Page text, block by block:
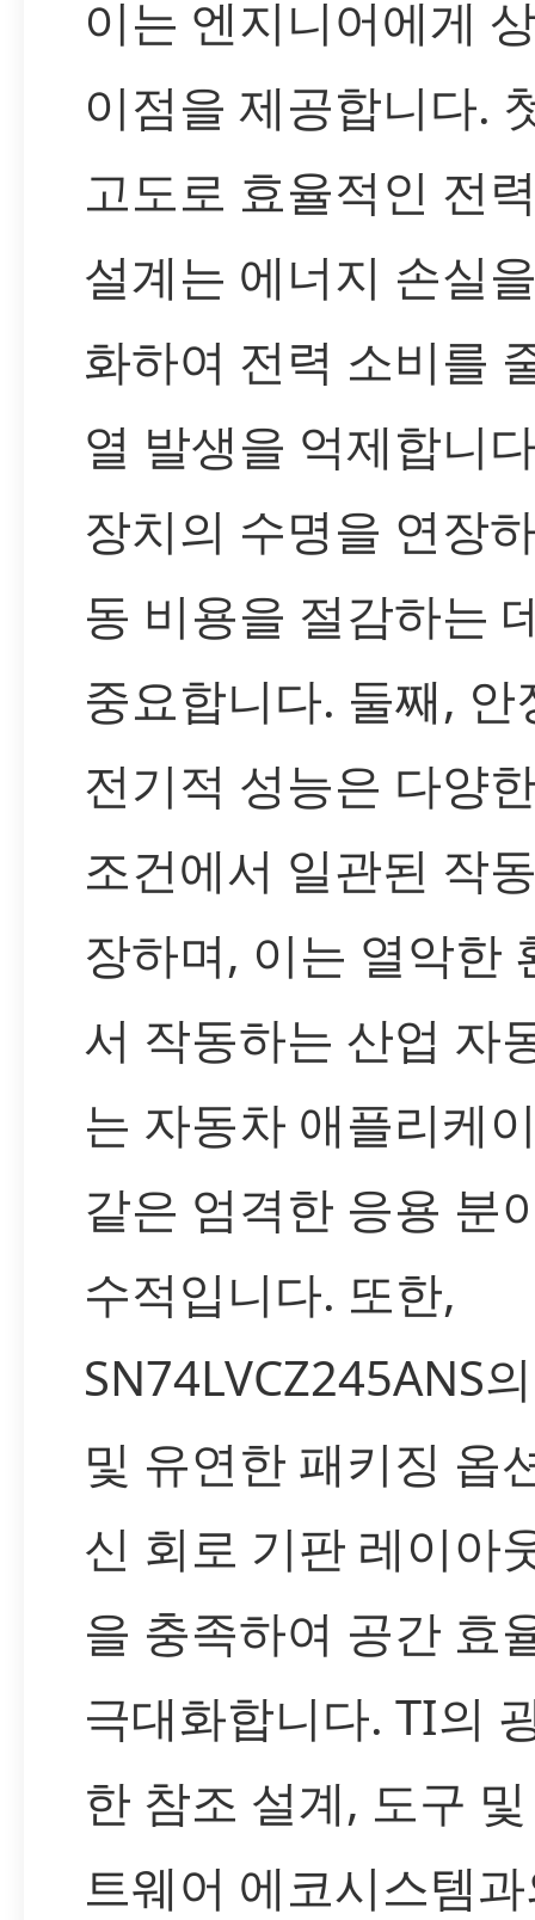
이는 엔지니어에게
이점을 제공합니다.
고도로 효율적인 전
설계는 에너지 손실
화하여 전력 소비를
열 발생을 억제합니
장치의 수명을 연장
동 비용을 절감하는
중요합니다. 둘째, 안
전기적 성능은 다양
조건에서 일관된 작
장하며, 이는 열악한
서 작동하는 산업 자
는 자동차 애플리케
같은 엄격한 응용 분
수적입니다. 또한,
SN74LVCZ245ANS
및 유연한 패키징 옵
신 회로 기판 레이아
을 충족하여 공간 효
극대화합니다. TI의
한 참조 설계, 도구
트웨어 에코시스템